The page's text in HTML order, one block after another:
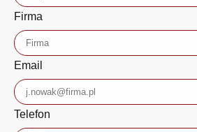
Firma
Email
Telefon